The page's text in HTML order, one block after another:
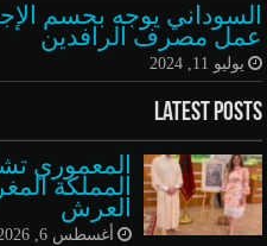
السوداني يوجه بحسم
عمل مصرف الرافدين
يوليو 11, 2024
Latest Posts
المعموري
العرش
أغسطس 6, 2026